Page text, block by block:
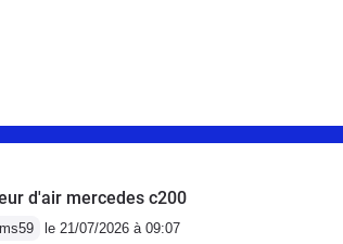
ce
🤣 pour le
d'air mercedes c200
le 21/07/2026 à 09:07